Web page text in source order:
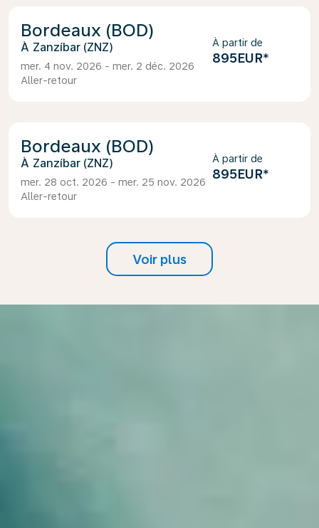
Bordeaux (BOD)
Zanzíbar (ZNZ)
mer. 4 nov. 2026 - mer. 2 déc. 2026
Aller-retour
À partir de
895EUR*
Bordeaux (BOD)
Zanzíbar (ZNZ)
mer. 28 oct. 2026 - mer. 25 nov. 2026
Aller-retour
À partir de
895EUR*
Voir plus